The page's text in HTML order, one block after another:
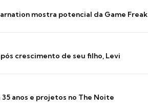
mostra potencial da Game Freak
crescimento de seu filho, Levi
anos e projetos no The Noite